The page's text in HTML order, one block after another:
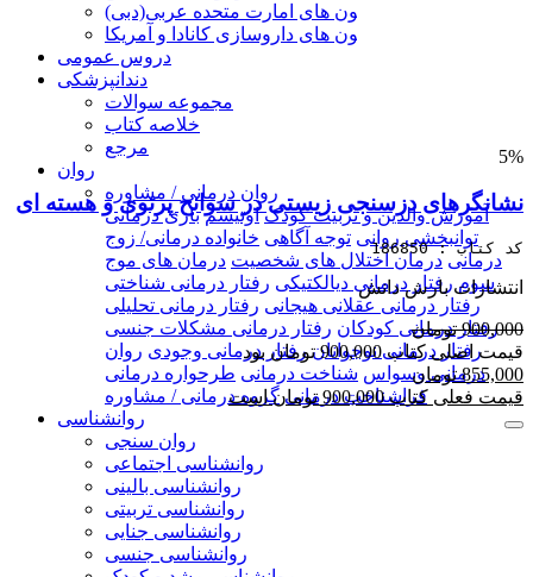
دروس عمومی
دندانپزشکی
مجموعه سوالات
خلاصه کتاب
مرجع
روان
روان درمانی / مشاوره
آموزش والدین و تربیت کودک اوتیسم بازی درمانی
توانبخشی روانی توجه آگاهی خانواده درمانی/ زوج
درمانی درمان اختلال های شخصیت درمان های موج
سوم رفتار درمانی دیالکتیکی رفتار درمانی شناختی
رفتار درمانی عقلانی هیجانی رفتار درمانی تحلیلی
رفتار درمانی کودکان رفتار درمانی مشکلات جنسی
رفتار درمانی نوجوانان رفتار درمانی وجودی روان
درمانی وسواس شناخت درمانی طرحواره درمانی
فراشناخت درمانی گروه درمانی / مشاوره
روانشناسی
روان سنجی
روانشناسی اجتماعی
روانشناسی بالینی
روانشناسی تربیتی
روانشناسی جنایی
روانشناسی جنسی
5%
نشانگرهای دزسنجی زیستی در سوانح پرتوی و هسته ای
کد کتاب : 186850
انتشارات بارش دانش
900,000 تومان
قیمت اصلی کتاب 900,000 تومان بود
855,000 تومان
قیمت فعلی کتاب 900,000 تومان است